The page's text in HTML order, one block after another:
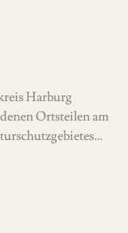
eingeschossigen
und die GRZ 0,3.
mit
aus.
Harburg
Ortsteilen am
ist gleichzeitig
der Gemeinde